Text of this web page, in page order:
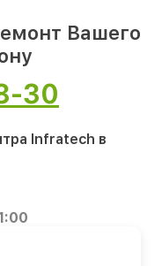
Вашего
30
Infratech в